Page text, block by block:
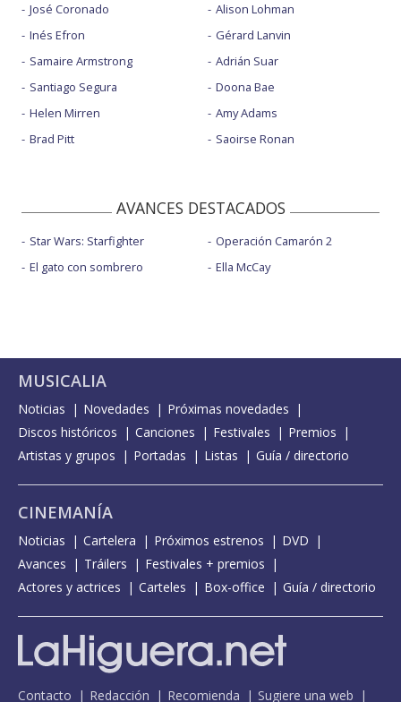
José Coronado
Inés Efron
Samaire Armstrong
Santiago Segura
Helen Mirren
Brad Pitt
Alison Lohman
Gérard Lanvin
Adrián Suar
Doona Bae
Amy Adams
Saoirse Ronan
AVANCES DESTACADOS
Star Wars: Starfighter
El gato con sombrero
Operación Camarón 2
Ella McCay
MUSICALIA
Noticias Novedades
Próximas novedades
Discos históricos
Canciones Festivales
Premios
Artistas y grupos
Portadas Listas Guía / directorio
CINEMANÍA
Noticias Cartelera Próximos estrenos
DVD
Avances
Tráilers
Festivales + premios
Actores y actrices
Carteles Box-office Guía / directorio
Contacto Redacción Recomienda Sugiere una web